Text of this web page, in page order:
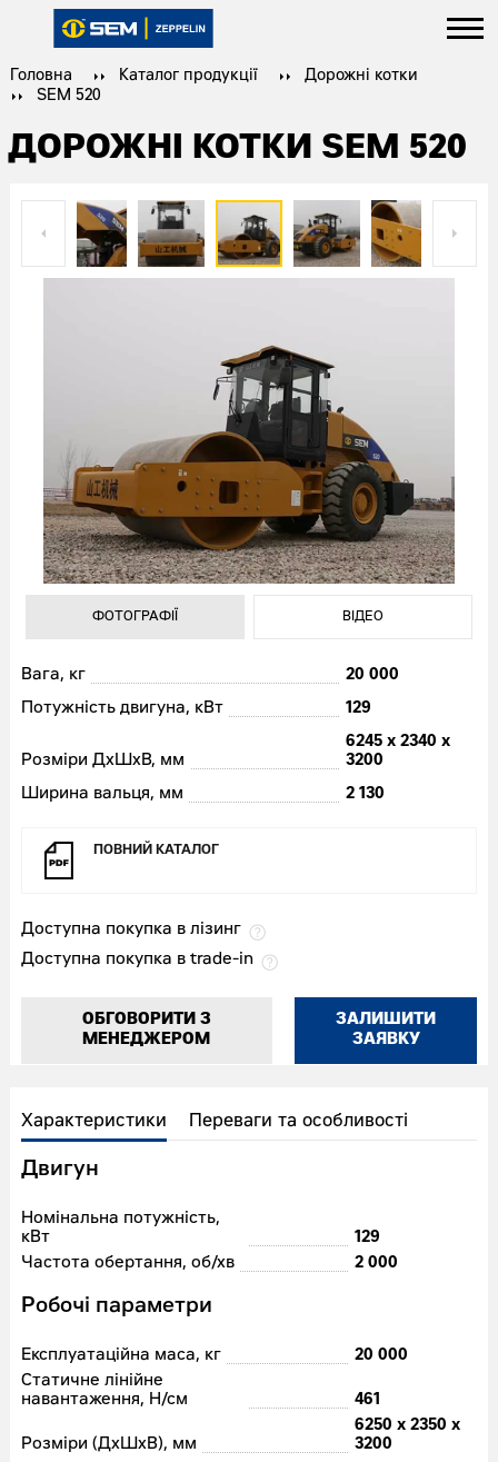
Головна Каталог продукції
Дорожні котки
SEM 520
ДОРОЖНІ КОТКИ SEM 520
ФОТОГРАФІЇ ВІДЕО
ФОТОГРАФІЇ ВІДЕО
Вага, кг
20 000
Потужність двигуна, кВт
129
Розміри ДхШхВ, мм
6245 х 2340 х
3200
Ширина вальця, мм
2 130
ПОВНИЙ КАТАЛОГ
Доступна покупка в лізинг
Доступна покупка в trade-in
ОБГОВОРИТИ З
МЕНЕДЖЕРОМ
ЗАЛИШИТИ
ЗАЯВКУ
Характеристики Переваги та особливості
Двигун
Номінальна потужність,
кВт
129
Частота обертання, об/хв
2 000
Робочі параметри
Експлуатаційна маса, кг
20 000
Статичне лінійне
навантаження, Н/см
461
Розміри (ДхШхВ), мм
6250 х 2350 х
3200